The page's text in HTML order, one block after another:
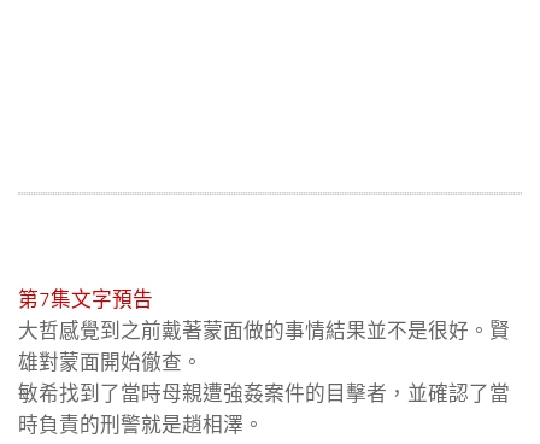
第7集文字預告
大哲感覺到之前戴著蒙面做的事情結果並不是很好。賢
雄對蒙面開始徹查。
敏希找到了當時母親遭強姦案件的目擊者，並確認了當
時負責的刑警就是趙相澤。